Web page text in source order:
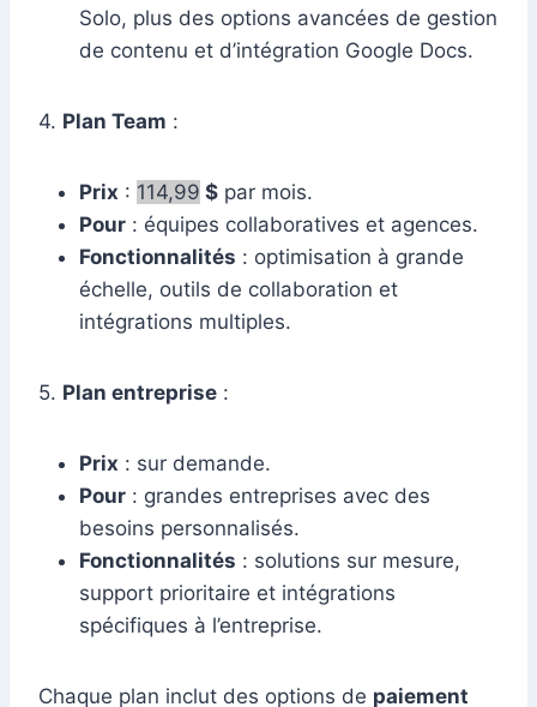
Solo, plus des options avancées de gestion
de contenu et d’intégration Google Docs.
4. Plan Team :
Prix : 114,99 $ par mois.
Pour : équipes collaboratives et agences.
Fonctionnalités : optimisation à grande
échelle, outils de collaboration et
intégrations multiples.
5. Plan entreprise :
Prix : sur demande.
Pour : grandes entreprises avec des
besoins personnalisés.
Fonctionnalités : solutions sur mesure,
support prioritaire et intégrations
spécifiques à l’entreprise.
Chaque plan inclut des options de paiement